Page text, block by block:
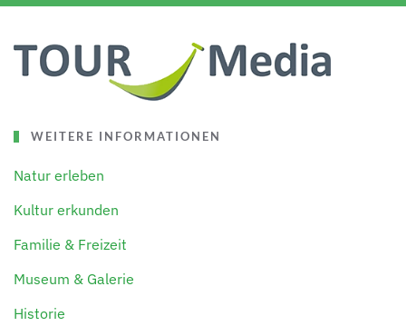
WEITERE INFORMATIONEN
Natur erleben
Kultur erkunden
Familie & Freizeit
Museum & Galerie
Historie